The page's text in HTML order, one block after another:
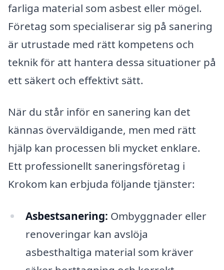
farliga material som asbest eller mögel.
Företag som specialiserar sig på sanering
är utrustade med rätt kompetens och
teknik för att hantera dessa situationer på
ett säkert och effektivt sätt.
När du står inför en sanering kan det
kännas överväldigande, men med rätt
hjälp kan processen bli mycket enklare.
Ett professionellt saneringsföretag i
Krokom kan erbjuda följande tjänster:
Asbestsanering: Ombyggnader eller
renoveringar kan avslöja
asbesthaltiga material som kräver